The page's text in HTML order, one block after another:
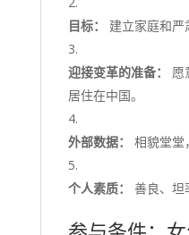
目标： 建立家庭和严
迎接变革的准备：
愿
居住在中国。
外部数据： 相貌堂堂
个人素质： 善良、坦